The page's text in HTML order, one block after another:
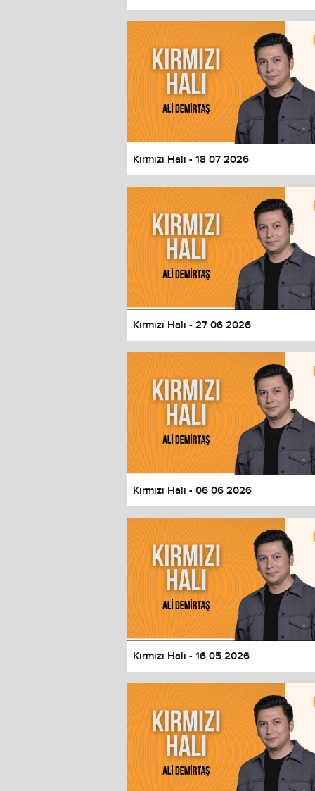
Window
Color
Transparency
Font Size
Text Edge Style
Font Family
Resetrestore all settings to the default
Close Modal Dialog
End of dialog window.
Kırmızı Halı - 18 07 2026
Kırmızı Halı - 27 06 2026
Kırmızı Halı - 06 06 2026
Kırmızı Halı - 16 05 2026